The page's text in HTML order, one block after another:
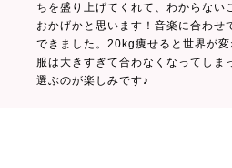
ちを盛り上げてくれて、わからない
おかげかと思います！音楽に合わせ
できました。20kg痩せると世界が
服は大きすぎて合わなくなってしま
選ぶのが楽しみです♪